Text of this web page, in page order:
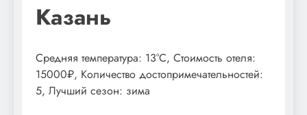
Казань
Средняя температура: 13°C, Стоимость отеля:
15000₽, Количество достопримечательностей:
5, Лучший сезон: зима